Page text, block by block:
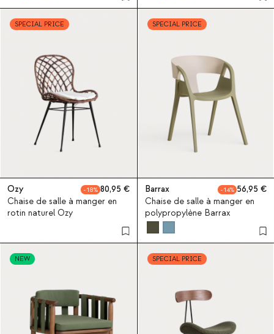
SPECIAL PRICE
Ozy 18
80,95
Chaise de salle à manger en
rotin naturel Ozy
SPECIAL PRICE
Barrax 14
56,95
Chaise de salle à manger en
polypropylène Barrax
NEW SPECIAL PRICE